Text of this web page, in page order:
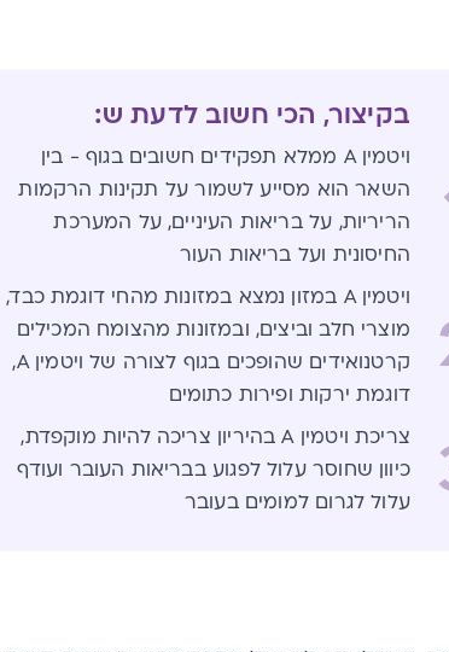
בקיצור, הכי חשוב לדעת ש:
ויטמין A ממלא תפקידים חשובים בגוף - בין
השאר הוא מסייע לשמור על תקינות הרקמות
הריריות, על בריאות העיניים, על המערכת
החיסונית ועל בריאות העור
ויטמין A במזון נמצא במזונות מהחי דוגמת כבד,
מוצרי חלב וביצים, ובמזונות מהצומח המכילים
קרטנואידים שהופכים בגוף לצורה של ויטמין A,
דוגמת ירקות ופירות כתומים
צריכת ויטמין A בהיריון צריכה להיות מוקפדת,
כיוון שחוסר עלול לפגוע בבריאות העובר ועודף
עלול לגרום למומים בעובר